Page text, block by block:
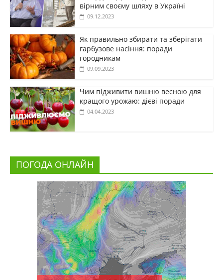
вірним своєму шляху в Україні
09.12.2023
Як правильно збирати та зберігати
гарбузове насіння: поради
городникам
09.09.2023
Чим підживити вишню весною для
кращого урожаю: дієві поради
04.04.2023
ПОГОДА ОНЛАЙН